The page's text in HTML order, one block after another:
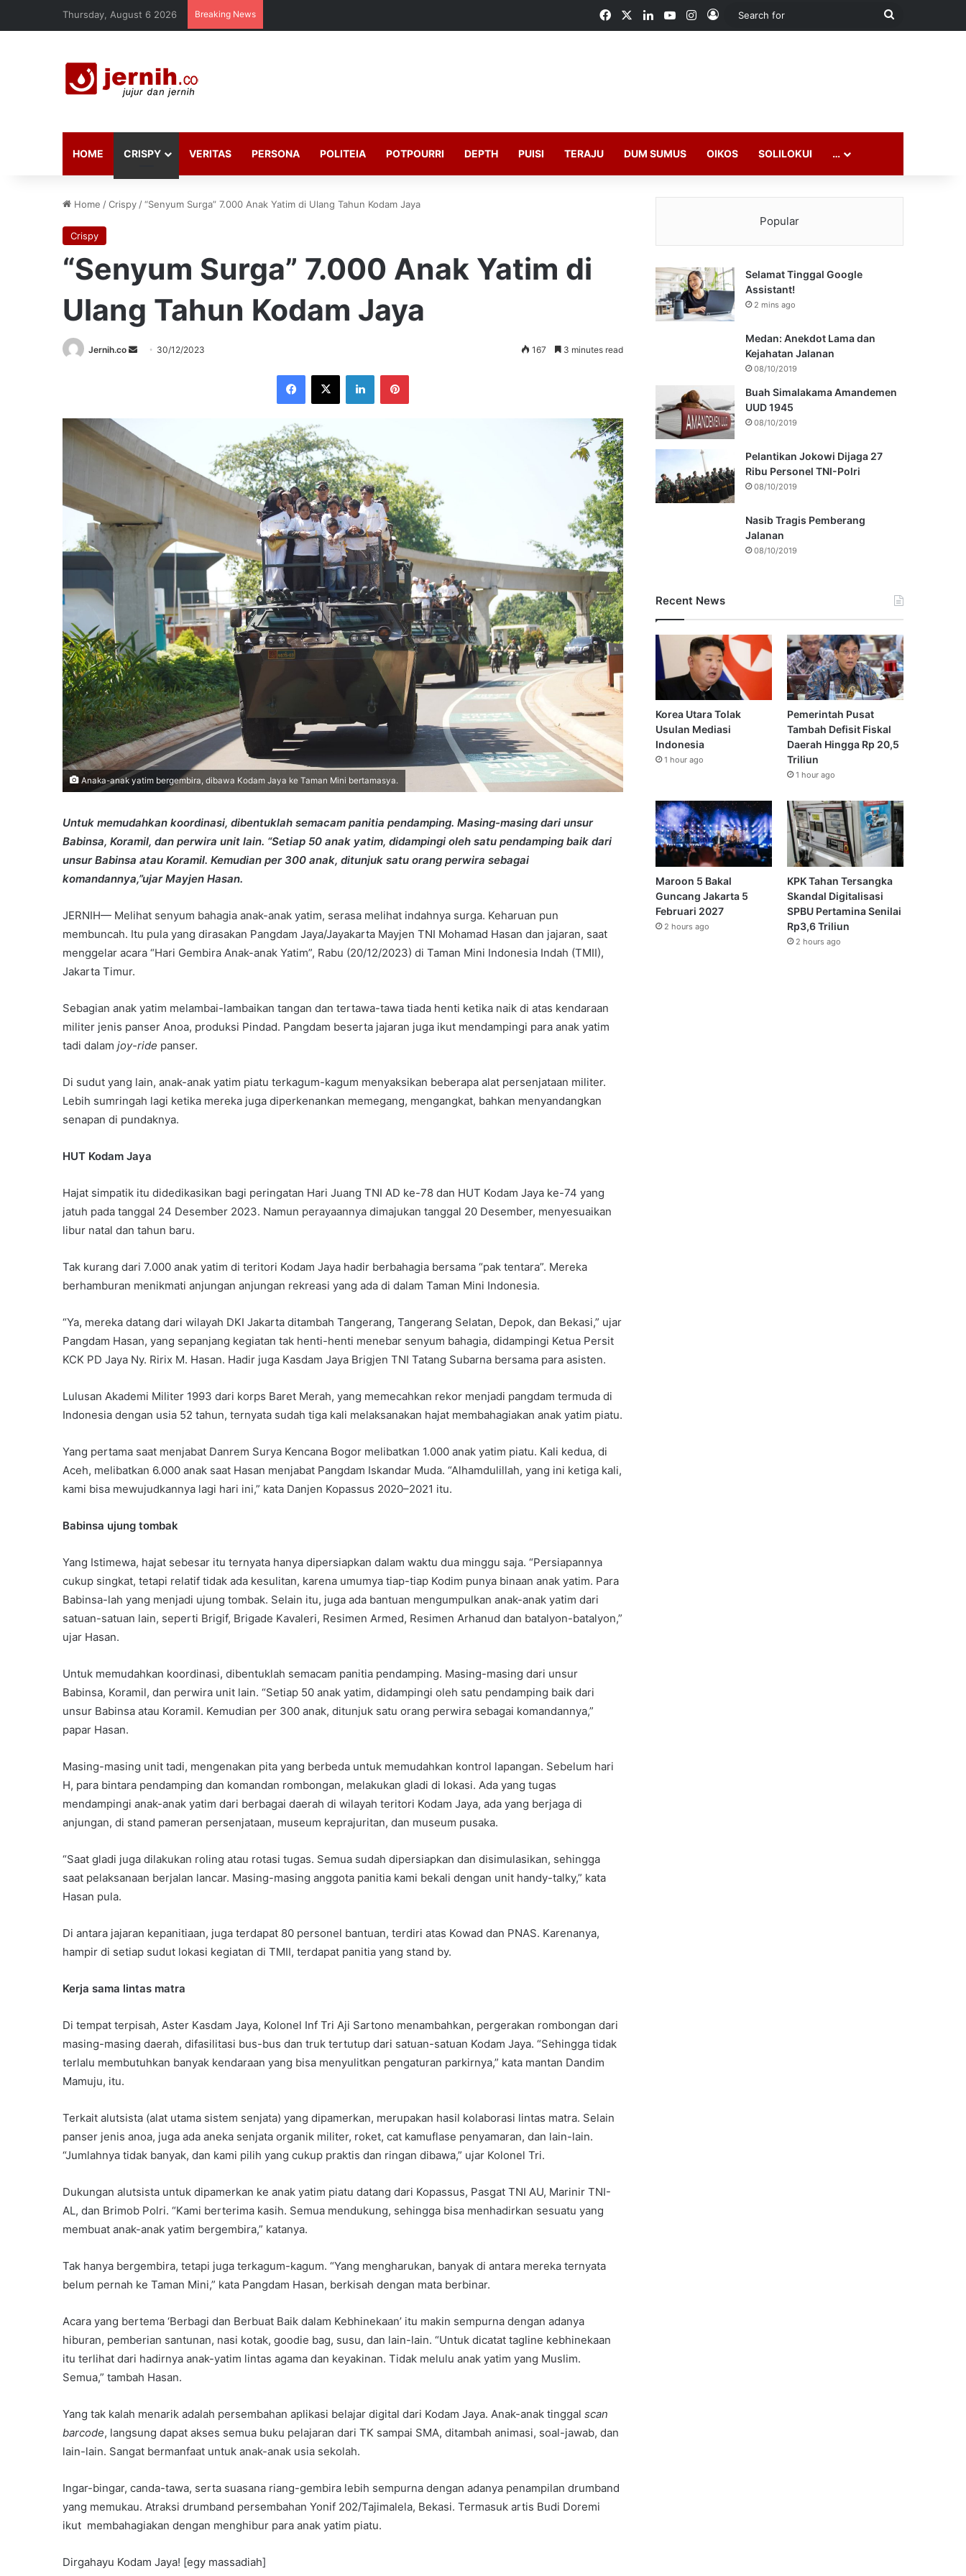
Thursday, August 6 2026 Breaking News FacebookLinkedInYouTubeInstagram
Log In
Search
HOME CRISPY VERITAS PERSONA POLITEIA POTPOURRI DEPTH PUISI TERAJU DUM SUMUS OIKOS SOLILOKUI …
Home /Crispy /“Senyum Surga” 7.000 Anak Yatim di Ulang Tahun Kodam Jaya
Crispy
“Senyum Surga” 7.000 Anak Yatim di
Ulang Tahun Kodam Jaya
Jernih.co
Send 30/12/2023 167 3 minutes read
Facebook
X LinkedInPinterest
Anaka-anak yatim bergembira, dibawa Kodam Jaya ke Taman Mini bertamasya.
Untuk memudahkan koordinasi, dibentuklah semacam panitia pendamping. Masing-masing dari unsur
Babinsa, Koramil, dan perwira unit lain. “Setiap 50 anak yatim, didampingi oleh satu pendamping baik dari
unsur Babinsa atau Koramil. Kemudian per 300 anak, ditunjuk satu orang perwira sebagai
komandannya,”ujar Mayjen Hasan.
JERNIH— Melihat senyum bahagia anak-anak yatim, serasa melihat indahnya surga. Keharuan pun
membuncah. Itu pula yang dirasakan Pangdam Jaya/Jayakarta Mayjen TNI Mohamad Hasan dan jajaran, saat
menggelar acara “Hari Gembira Anak-anak Yatim”, Rabu (20/12/2023) di Taman Mini Indonesia Indah (TMII),
Jakarta Timur.
Sebagian anak yatim melambai-lambaikan tangan dan tertawa-tawa tiada henti ketika naik di atas kendaraan
militer jenis panser Anoa, produksi Pindad. Pangdam beserta jajaran juga ikut mendampingi para anak yatim
tadi dalam joy-ride panser.
Di sudut yang lain, anak-anak yatim piatu terkagum-kagum menyaksikan beberapa alat persenjataan militer.
Lebih sumringah lagi ketika mereka juga diperkenankan memegang, mengangkat, bahkan menyandangkan
senapan di pundaknya.
HUT Kodam Jaya
Hajat simpatik itu didedikasikan bagi peringatan Hari Juang TNI AD ke-78 dan HUT Kodam Jaya ke-74 yang
jatuh pada tanggal 24 Desember 2023. Namun perayaannya dimajukan tanggal 20 Desember, menyesuaikan
libur natal dan tahun baru.
Tak kurang dari 7.000 anak yatim di teritori Kodam Jaya hadir berbahagia bersama “pak tentara”. Mereka
berhamburan menikmati anjungan anjungan rekreasi yang ada di dalam Taman Mini Indonesia.
“Ya, mereka datang dari wilayah DKI Jakarta ditambah Tangerang, Tangerang Selatan, Depok, dan Bekasi,” ujar
Pangdam Hasan, yang sepanjang kegiatan tak henti-henti menebar senyum bahagia, didampingi Ketua Persit
KCK PD Jaya Ny. Ririx M. Hasan. Hadir juga Kasdam Jaya Brigjen TNI Tatang Subarna bersama para asisten.
Lulusan Akademi Militer 1993 dari korps Baret Merah, yang memecahkan rekor menjadi pangdam termuda di
Indonesia dengan usia 52 tahun, ternyata sudah tiga kali melaksanakan hajat membahagiakan anak yatim piatu.
Yang pertama saat menjabat Danrem Surya Kencana Bogor melibatkan 1.000 anak yatim piatu. Kali kedua, di
Aceh, melibatkan 6.000 anak saat Hasan menjabat Pangdam Iskandar Muda. “Alhamdulillah, yang ini ketiga kali,
kami bisa mewujudkannya lagi hari ini,” kata Danjen Kopassus 2020–2021 itu.
Babinsa ujung tombak
Yang Istimewa, hajat sebesar itu ternyata hanya dipersiapkan dalam waktu dua minggu saja. “Persiapannya
cukup singkat, tetapi relatif tidak ada kesulitan, karena umumya tiap-tiap Kodim punya binaan anak yatim. Para
Babinsa-lah yang menjadi ujung tombak. Selain itu, juga ada bantuan mengumpulkan anak-anak yatim dari
satuan-satuan lain, seperti Brigif, Brigade Kavaleri, Resimen Armed, Resimen Arhanud dan batalyon-batalyon,”
ujar Hasan.
Untuk memudahkan koordinasi, dibentuklah semacam panitia pendamping. Masing-masing dari unsur
Babinsa, Koramil, dan perwira unit lain. “Setiap 50 anak yatim, didampingi oleh satu pendamping baik dari
unsur Babinsa atau Koramil. Kemudian per 300 anak, ditunjuk satu orang perwira sebagai komandannya,”
papar Hasan.
Masing-masing unit tadi, mengenakan pita yang berbeda untuk memudahkan kontrol lapangan. Sebelum hari
H, para bintara pendamping dan komandan rombongan, melakukan gladi di lokasi. Ada yang tugas
mendampingi anak-anak yatim dari berbagai daerah di wilayah teritori Kodam Jaya, ada yang berjaga di
anjungan, di stand pameran persenjataan, museum keprajuritan, dan museum pusaka.
“Saat gladi juga dilakukan roling atau rotasi tugas. Semua sudah dipersiapkan dan disimulasikan, sehingga
saat pelaksanaan berjalan lancar. Masing-masing anggota panitia kami bekali dengan unit handy-talky,” kata
Hasan pula.
Di antara jajaran kepanitiaan, juga terdapat 80 personel bantuan, terdiri atas Kowad dan PNAS. Karenanya,
hampir di setiap sudut lokasi kegiatan di TMII, terdapat panitia yang stand by.
Kerja sama lintas matra
Di tempat terpisah, Aster Kasdam Jaya, Kolonel Inf Tri Aji Sartono menambahkan, pergerakan rombongan dari
masing-masing daerah, difasilitasi bus-bus dan truk tertutup dari satuan-satuan Kodam Jaya. “Sehingga tidak
terlalu membutuhkan banyak kendaraan yang bisa menyulitkan pengaturan parkirnya,” kata mantan Dandim
Mamuju, itu.
Terkait alutsista (alat utama sistem senjata) yang dipamerkan, merupakan hasil kolaborasi lintas matra. Selain
panser jenis anoa, juga ada aneka senjata organik militer, roket, cat kamuflase penyamaran, dan lain-lain.
“Jumlahnya tidak banyak, dan kami pilih yang cukup praktis dan ringan dibawa,” ujar Kolonel Tri.
Dukungan alutsista untuk dipamerkan ke anak yatim piatu datang dari Kopassus, Pasgat TNI AU, Marinir TNI-
AL, dan Brimob Polri. “Kami berterima kasih. Semua mendukung, sehingga bisa menhadirkan sesuatu yang
membuat anak-anak yatim bergembira,” katanya.
Tak hanya bergembira, tetapi juga terkagum-kagum. “Yang mengharukan, banyak di antara mereka ternyata
belum pernah ke Taman Mini,” kata Pangdam Hasan, berkisah dengan mata berbinar.
Acara yang bertema ‘Berbagi dan Berbuat Baik dalam Kebhinekaan’ itu makin sempurna dengan adanya
hiburan, pemberian santunan, nasi kotak, goodie bag, susu, dan lain-lain. “Untuk dicatat tagline kebhinekaan
itu terlihat dari hadirnya anak-yatim lintas agama dan keyakinan. Tidak melulu anak yatim yang Muslim.
Semua,” tambah Hasan.
Yang tak kalah menarik adalah persembahan aplikasi belajar digital dari Kodam Jaya. Anak-anak tinggal scan
barcode, langsung dapat akses semua buku pelajaran dari TK sampai SMA, ditambah animasi, soal-jawab, dan
lain-lain. Sangat bermanfaat untuk anak-anak usia sekolah.
Ingar-bingar, canda-tawa, serta suasana riang-gembira lebih sempurna dengan adanya penampilan drumband
yang memukau. Atraksi drumband persembahan Yonif 202/Tajimalela, Bekasi. Termasuk artis Budi Doremi
ikut membahagiakan dengan menghibur para anak yatim piatu.
Dirgahayu Kodam Jaya! [egy massadiah]
Popular
Selamat Tinggal Google
Assistant!
2 mins ago
Medan: Anekdot Lama dan
Kejahatan Jalanan
08/10/2019
Buah Simalakama Amandemen
UUD 1945
08/10/2019
Pelantikan Jokowi Dijaga 27
Ribu Personel TNI-Polri
08/10/2019
Nasib Tragis Pemberang
Jalanan
08/10/2019
Recent News
Korea Utara Tolak
Usulan Mediasi
Indonesia
1 hour ago
Pemerintah Pusat
Tambah Defisit Fiskal
Daerah Hingga Rp 20,5
Triliun
1 hour ago
Maroon 5 Bakal
Guncang Jakarta 5
Februari 2027
2 hours ago
KPK Tahan Tersangka
Skandal Digitalisasi
SPBU Pertamina Senilai
Rp3,6 Triliun
2 hours ago